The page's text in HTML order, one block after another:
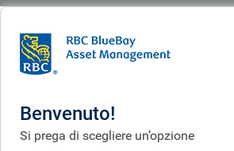
What we think
No hero for Net Zero
Benvenuto!
Si prega di scegliere un’opzione